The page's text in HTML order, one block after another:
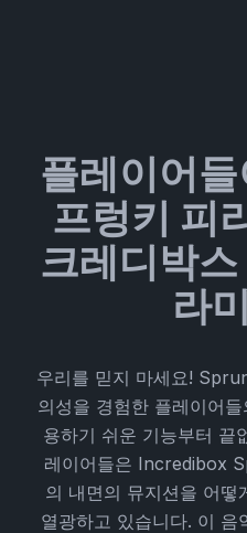
플레이어
프렁키 피
크레디박
라
우리를 믿지 마세요!
의성을 경험한 플레이어
용하기 쉬운 기능부터 끝
레이어들은 Incredibox
의 내면의 뮤지션을 어떻
열광하고 있습니다. 이 음